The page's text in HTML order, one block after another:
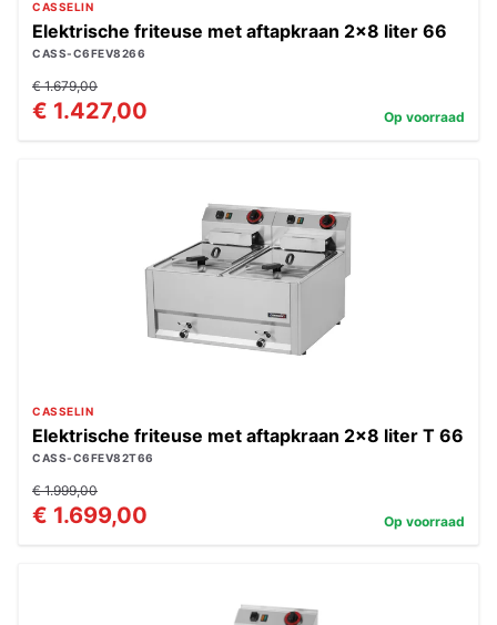
CASSELIN
Elektrische friteuse met aftapkraan 2x8 liter 66
CASS-C6FEV8266
€ 1.679,00
€ 1.427,00 Op voorraad
CASSELIN
Elektrische friteuse met aftapkraan 2x8 liter T 66
CASS-C6FEV82T66
€ 1.999,00
€ 1.699,00 Op voorraad